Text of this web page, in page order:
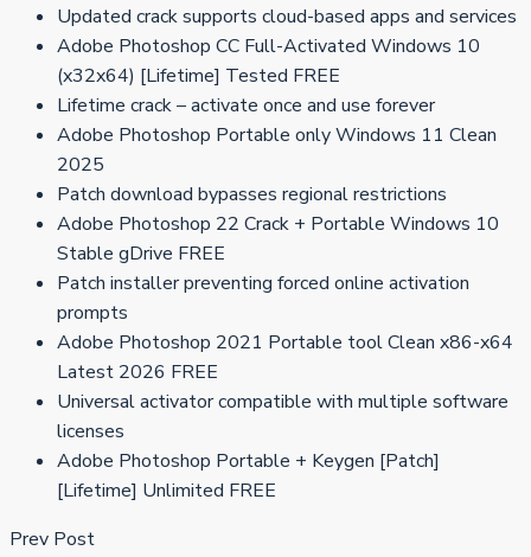
Updated crack supports cloud-based apps and services
Adobe Photoshop CC Full-Activated Windows 10
(x32x64) [Lifetime] Tested FREE
Lifetime crack – activate once and use forever
Adobe Photoshop Portable only Windows 11 Clean
2025
Patch download bypasses regional restrictions
Adobe Photoshop 22 Crack + Portable Windows 10
Stable gDrive FREE
Patch installer preventing forced online activation
prompts
Adobe Photoshop 2021 Portable tool Clean x86-x64
Latest 2026 FREE
Universal activator compatible with multiple software
licenses
Adobe Photoshop Portable + Keygen [Patch]
[Lifetime] Unlimited FREE
Prev Post